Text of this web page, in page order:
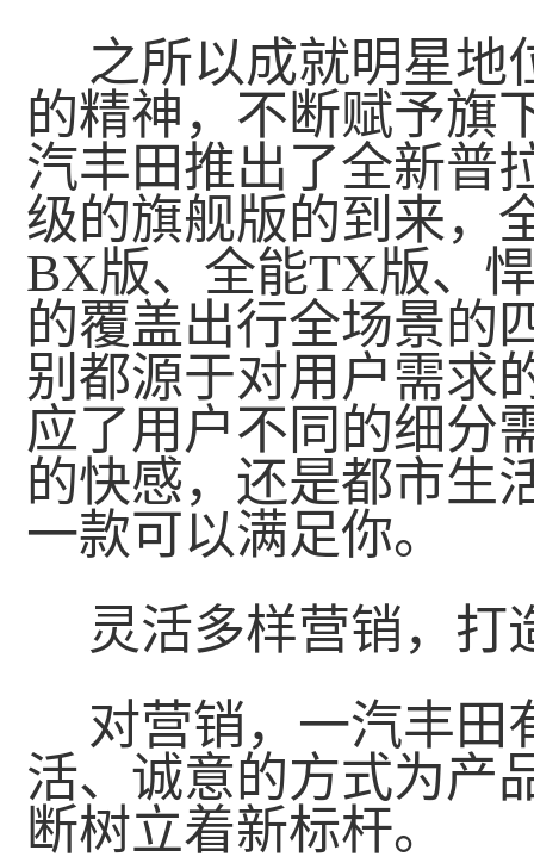
之所以成就明星地
的精神，不断赋予旗
汽丰田推出了全新普
级的旗舰版的到来，
BX版、全能TX版、
的覆盖出行全场景的
别都源于对用户需求
应了用户不同的细分
的快感，还是都市生
一款可以满足你。
灵活多样营销，打
对营销，一汽丰田
活、诚意的方式为产
断树立着新标杆。